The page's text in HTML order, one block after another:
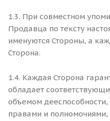
1.3. При совместном
Продавца по тексту
именуются Стороны, а
Сторона.
1.4. Каждая Сторона
обладает
объемом
правами и